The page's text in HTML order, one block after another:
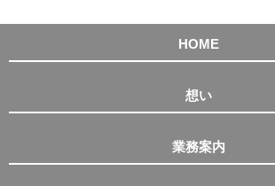
HOME
想い
業務案内